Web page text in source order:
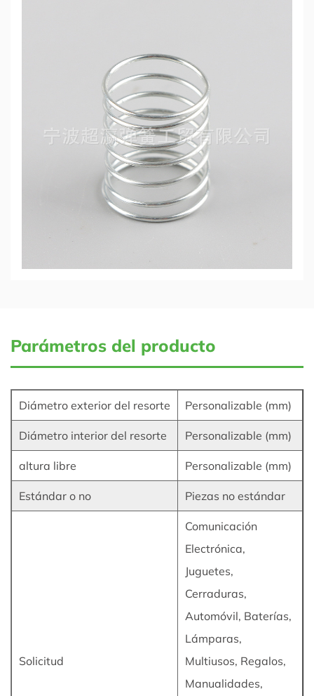
Parámetros del producto
Diámetro exterior del resorte Personalizable (mm)
Diámetro interior del resorte Personalizable (mm)
altura libre Personalizable (mm)
Estándar o no Piezas no estándar
Solicitud
Comunicación
Electrónica,
Juguetes,
Cerraduras,
Automóvil, Baterías,
Lámparas,
Multiusos, Regalos,
Manualidades,